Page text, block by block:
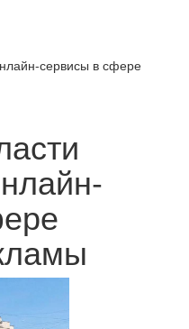
сервисы в сфере